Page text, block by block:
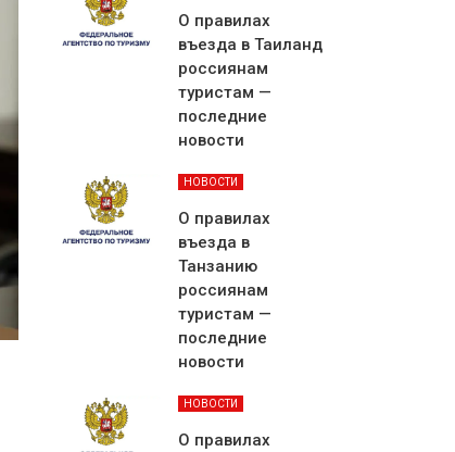
О правилах
въезда в Таиланд
россиянам
туристам —
последние
новости
НОВОСТИ
О правилах
въезда в
Танзанию
россиянам
туристам —
последние
новости
НОВОСТИ
О правилах